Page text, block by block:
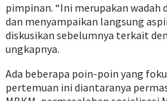
pimpinan. “Ini merupakan wadah
dan menyampaikan langsung
diskusikan sebelumnya terkait
ungkapnya.
Ada beberapa poin-poin yang
pertemuan ini diantaranya